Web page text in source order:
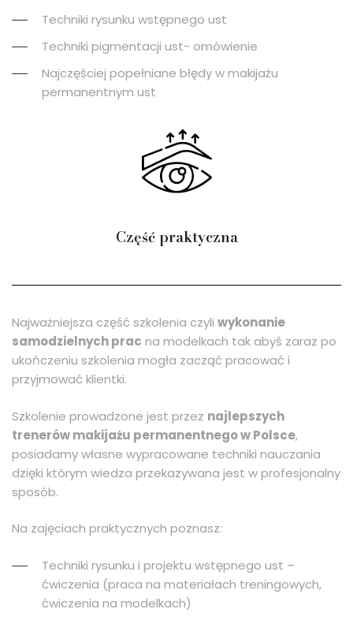
Techniki rysunku wstępnego ust
Techniki pigmentacji ust- omówienie
Najczęściej popełniane błędy w makijażu
permanentnym ust
Część praktyczna
Najważniejsza część szkolenia czyli wykonanie
samodzielnych prac na modelkach tak abyś zaraz po
ukończeniu szkolenia mogła zacząć pracować i
przyjmować klientki.
Szkolenie prowadzone jest przez najlepszych
trenerów makijażu permanentnego w Polsce,
posiadamy własne wypracowane techniki nauczania
dzięki którym wiedza przekazywana jest w profesjonalny
sposób.
Na zajęciach praktycznych poznasz:
Techniki rysunku i projektu wstępnego ust –
ćwiczenia (praca na materiałach treningowych,
ćwiczenia na modelkach)